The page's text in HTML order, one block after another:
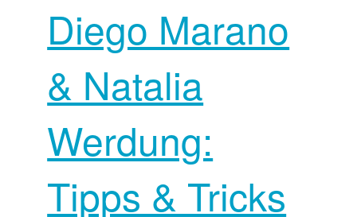
Diego Marano
& Natalia
Werdung:
Tipps & Tricks